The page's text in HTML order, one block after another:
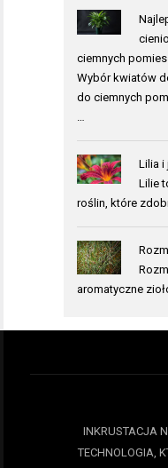
ciemnych
Wybór kwiatów
do ciemnych
…
Lilia i
Lilie
roślin, które
aromatyczne
INKRUSTACJA
TECHNOLOGIA,